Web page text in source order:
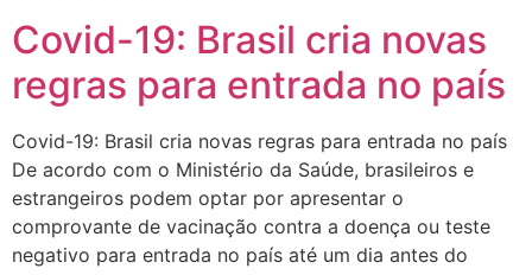
Covid-19: Brasil cria novas
regras para entrada no país
Covid-19: Brasil cria novas regras para entrada no país
De acordo com o Ministério da Saúde, brasileiros e
estrangeiros podem optar por apresentar o
comprovante de vacinação contra a doença ou teste
negativo para entrada no país até um dia antes do